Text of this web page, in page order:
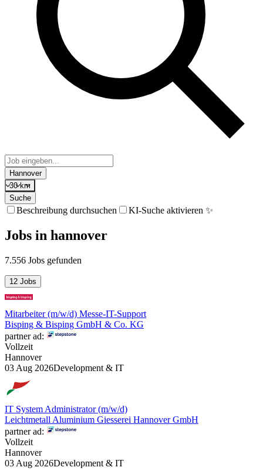
Hannover
30 km
Suche
Beschreibung durchsuchen KI-Suche aktivieren ✨
Jobs in hannover
7.556 Jobs gefunden
12 Jobs
Mitarbeiter (m/w/d) Messe-IT-Support
Bisping & Bisping GmbH & Co. KG
partner ad:
Vollzeit
Hannover
03 Aug 2026Development & IT
IT System Administrator (m/w/d)
Leichtmetall Aluminium Giesserei Hannover GmbH
partner ad:
Vollzeit
Hannover
03 Aug 2026Development & IT